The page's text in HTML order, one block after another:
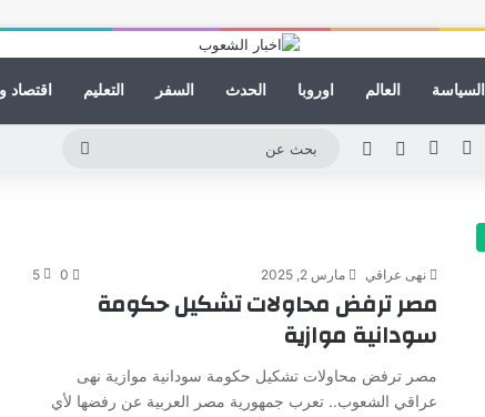
السياسة العالم اوروبا الحدث السفر التعليم اقتصاد
لينكدإنيوتيوب انستقراممقال عشوائي
الوضع المظلم
نهى عراقي مارس 2, 2025 0
5
مصر ترفض محاولات تشكيل حكومة
سودانية موازية
مصر ترفض محاولات تشكيل حكومة سودانية موازية نهى
عراقي الشعوب.. تعرب جمهورية مصر العربية عن رفضها لأي